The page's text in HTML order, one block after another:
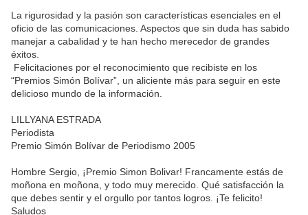
La rigurosidad y la pasión son características esenciales en el
oficio de las comunicaciones. Aspectos que sin duda has sabido
manejar a cabalidad y te han hecho merecedor de grandes
éxitos.
Felicitaciones por el reconocimiento que recibiste en los
“Premios Simón Bolívar”, un aliciente más para seguir en este
delicioso mundo de la información.
LILLYANA ESTRADA
Periodista
Premio Simón Bolívar de Periodismo 2005
Hombre Sergio, ¡Premio Simon Bolivar! Francamente estás de
moñona en moñona, y todo muy merecido. Qué satisfacción la
que debes sentir y el orgullo por tantos logros. ¡Te felicito!
Saludos